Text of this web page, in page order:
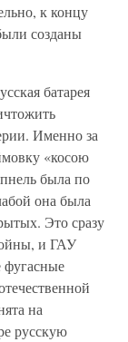
к концу
созданы
батарея
Именно за
«косою
была по
она была
Это сразу
и ГАУ
фугасные
на
русскую